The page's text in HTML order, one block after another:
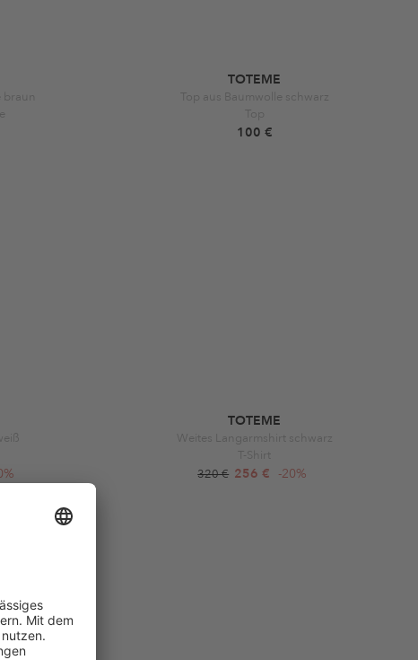
braun
TOTEME
Top aus Baumwolle schwarz
Top
100 €
TOTEME
Weites Langarmshirt schwarz
T-Shirt
320 € 256 € -20%